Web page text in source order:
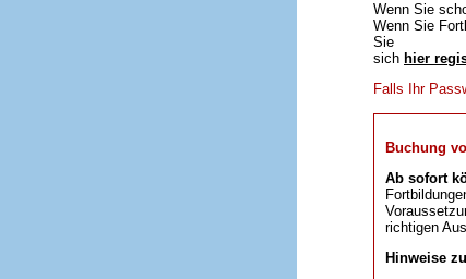
Wenn Sie
Wenn Sie
Sie
sich hier
Falls Ihr
Buchung
Ab sofort
richtigen
Hinweise